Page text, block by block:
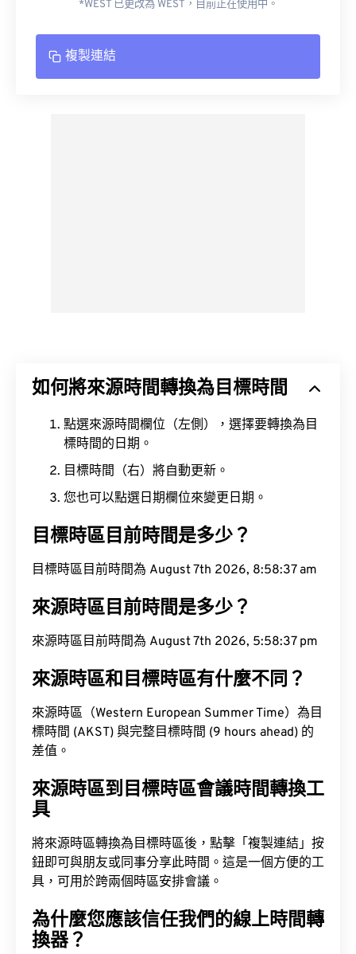
*WEST 已更改為 WEST，目前正在使用中。
複製連結
如何將來源時間轉換為目標時間
點選來源時間欄位（左側），選擇要轉換為目
標時間的日期。
目標時間（右）將自動更新。
您也可以點選日期欄位來變更日期。
目標時區目前時間是多少？
目標時區目前時間為 August 7th 2026, 8:58:38 am
來源時區目前時間是多少？
來源時區目前時間為 August 7th 2026, 5:58:38 pm
來源時區和目標時區有什麼不同？
來源時區（Western European Summer Time）為目
標時間 (AKST) 與完整目標時間 (9 hours ahead) 的
差值。
來源時區到目標時區會議時間轉換工
具
將來源時區轉換為目標時區後，點擊「複製連結」按
鈕即可與朋友或同事分享此時間。這是一個方便的工
具，可用於跨兩個時區安排會議。
為什麼您應該信任我們的線上時間轉
換器？